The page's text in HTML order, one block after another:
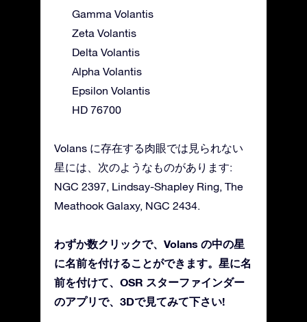
Gamma Volantis
Zeta Volantis
Delta Volantis
Alpha Volantis
Epsilon Volantis
HD 76700
Volans に存在する肉眼では見られない
星には、次のようなものがあります:
NGC 2397, Lindsay-Shapley Ring, The
Meathook Galaxy, NGC 2434.
わずか数クリックで、Volans の中の星
に名前を付けることができます。星に名
前を付けて、OSR スターファインダー
のアプリで、3Dで見てみて下さい!